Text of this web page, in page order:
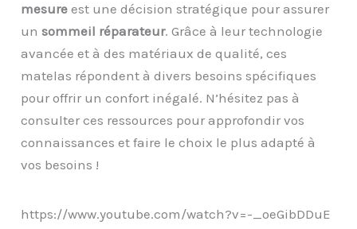
mesure est une décision stratégique pour assurer
unsommeil réparateur. Grâce à leur technologie
avancée et à des matériaux de qualité, ces
matelas répondent à divers besoins spécifiques
pour offrir un confort inégalé. N’hésitez pas à
consulter ces ressources pour approfondir vos
connaissances et faire le choix le plus adapté à
vos besoins !
https://www.youtube.com/watch?v=-_oeGibDDuE